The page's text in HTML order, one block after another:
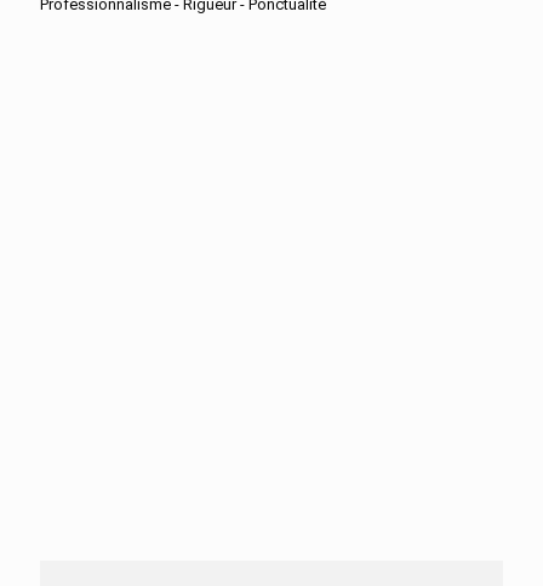
Professionnalisme - Rigueur - Ponctualité